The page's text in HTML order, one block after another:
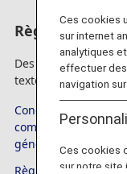
Règles
Des modifications
texte.
Conditions
comparatif des
générales (en
Règles d'adhésion
Ces cookies
sur internet
analytiques
effectuer
navigation
Ces cookies
sur notre site